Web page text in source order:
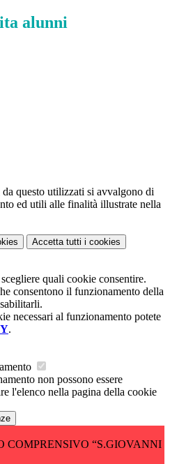
alunni
questo utilizzati si avvalgono di
ed utili alle finalità illustrate nella
Accetta tutti i cookies
quali cookie consentire.
consentono il funzionamento della
necessari al funzionamento potete
.
non possono essere
l'elenco nella pagina della cookie
COMPRENSIVO “S.GIOVANNI